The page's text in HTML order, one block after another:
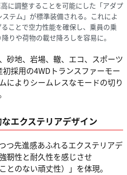
に調整することを可能にした「アダプ
テム」が標準装備される。これによ
ことで空力性能を確保し、乗員の乗
りや荷物の載せ降ろしを容易に。
砂地、岩場、轍、エコ、スポーツ
採用の4WDトランスファーモー
によりシームレスなモードの切り
エクステリアデザイン
つ先進感あふれるエクステリアデ
靭性と耐久性を感じさせ
とのない頑丈性）」を体現。